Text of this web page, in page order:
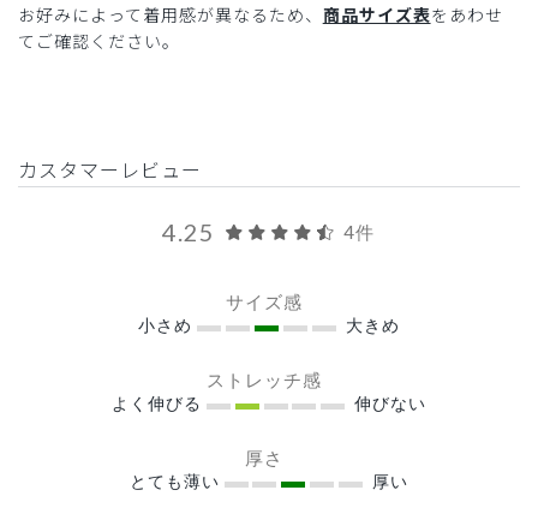
お好みによって着用感が異なるため、 商品サイズ表をあわせ
てご確認ください。
カスタマーレビュー
4.25 4件
サイズ感
小さめ 大きめ
ストレッチ感
よく伸びる 伸びない
厚さ
とても薄い 厚い